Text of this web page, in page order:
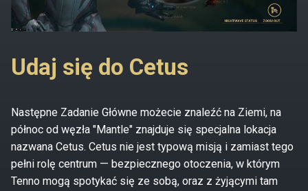
Udaj się do Cetus
Następne Zadanie Główne możecie znaleźć na Ziemi, na
północ od węzła "Mantle" znajduje się specjalna lokacja
nazwana Cetus. Cetus nie jest typową misją i zamiast tego
pełni rolę centrum — bezpiecznego otoczenia, w którym
Tenno mogą spotykać się ze sobą, oraz z żyjącymi tam